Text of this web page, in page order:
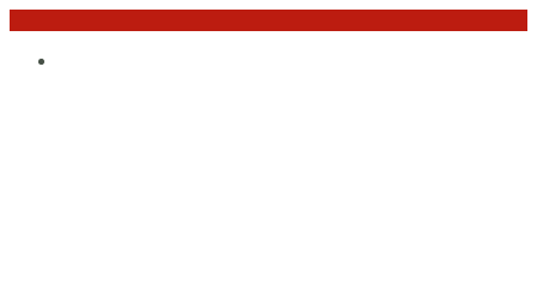
Przejdź